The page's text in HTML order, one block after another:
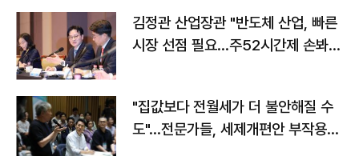
김정관 산업장관 "반도체 산업, 빠른
시장 선점 필요…주52시간제 손봐
"집값보다 전월세가 더 불안해질 수
도"…전문가들, 세제개편안 부작용